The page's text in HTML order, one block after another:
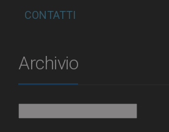
CONTATTI
Archivio